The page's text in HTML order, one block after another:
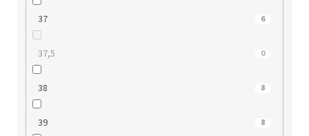
37 6
37,5 0
38 8
39 8